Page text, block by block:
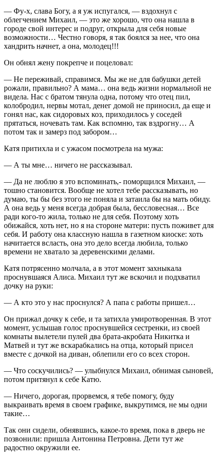
— Фу-х, слава Богу, а я уж испугался, — вздохнул с
облегчением Михаил, — это же хорошо, что она нашла в
городе свой интерес и подруг, открыла для себя новые
возможности… Честно говоря, я так боялся за нее, что она
хандрить начнет, а она, молодец!!!
Он обнял жену покрепче и поцеловал:
— Не переживай, справимся. Мы же не для бабушки детей
рожали, правильно? А мама… она ведь жизни нормальной не
видела. Нас с братом тянула одна, потому что отец пил,
колобродил, нервы мотал, денег домой не приносил, да еще и
гонял нас, как сидоровых коз, приходилось у соседей
прятаться, ночевать там. Как вспомню, так вздрогну… А
потом так и замерз под забором…
Катя притихла и с ужасом посмотрела на мужа:
— А ты мне… ничего не рассказывал.
— Да не люблю я это вспоминать,- поморщился Михаил, —
тошно становится. Вообще не хотел тебе рассказывать, но
думаю, ты бы без этого не поняла и затаила бы на мать обиду.
А она ведь у меня всегда добрая была, бессловесная… Все
ради кого-то жила, только не для себя. Поэтому хоть
обижайся, хоть нет, но я на стороне матери: пусть поживет для
себя. И работу она классную нашла в газетном киоске: хоть
начитается всласть, она это дело всегда любила, только
времени не хватало за деревенскими делами.
Катя потрясенно молчала, а в этот момент захныкала
проснувшаяся Алиса. Михаил тут же вскочил и подхватил
дочку на руки:
— А кто это у нас проснулся? А папа с работы пришел…
Он прижал дочку к себе, и та затихла умиротворенная. В этот
момент, услышав голос проснувшейся сестренки, из своей
комнаты вылетели пулей два брата-акробата Никитка и
Матвей и тут же вскарабкались на отца, который присел
вместе с дочкой на диван, облепили его со всех сторон.
— Что соскучились? — улыбнулся Михаил, обнимая сыновей,
потом притянул к себе Катю.
— Ничего, дорогая, прорвемся, я тебе помогу, буду
выкраивать время в своем графике, выкрутимся, не мы одни
такие…
Так они сидели, обнявшись, какое-то время, пока в дверь не
позвонили: пришла Антонина Петровна. Дети тут же
радостно окружили ее.